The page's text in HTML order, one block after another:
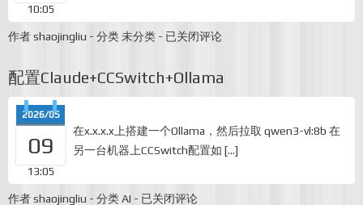
Code
Hooks
整
开
发
指
[转]
10:05
作者shaojingliu - 分类未分类 - Caddy
录
置
已关闭评论
配置Claude+CCSwitch+Ollama
2026/05
09
13:05
在x.x.x.x上搭建一个Ollama，然后拉取 qwen3-vl:8b 在
另一台机器上CCSwitch配置如 […]
作者shaojingliu - 分类AI - 配
已关闭评论